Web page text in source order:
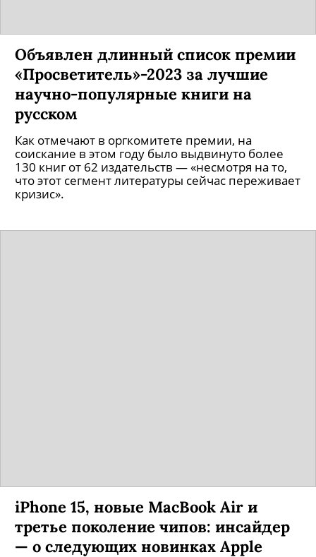
Объявлен длинный список премии
«Просветитель»-2023 за лучшие
научно-популярные книги на
русском
Как отмечают в оргкомитете премии, на
соискание в этом году было выдвинуто более
130 книг от 62 издательств — «несмотря на то,
что этот сегмент литературы сейчас переживает
кризис».
iPhone 15, новые MacBook Air и
третье поколение чипов: инсайдер
— о следующих новинках Apple